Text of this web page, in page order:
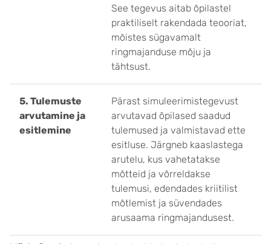
See tegevus aitab õpilastel
praktiliselt rakendada teooriat,
mõistes sügavamalt
ringmajanduse mõju ja
tähtsust.
5. Tulemuste
arvutamine ja
esitlemine
Pärast simuleerimistegevust
arvutavad õpilased saadud
tulemused ja valmistavad ette
esitluse. Järgneb kaaslastega
arutelu, kus vahetatakse
mõtteid ja võrreldakse
tulemusi, edendades kriitilist
mõtlemist ja süvendades
arusaama ringmajandusest.